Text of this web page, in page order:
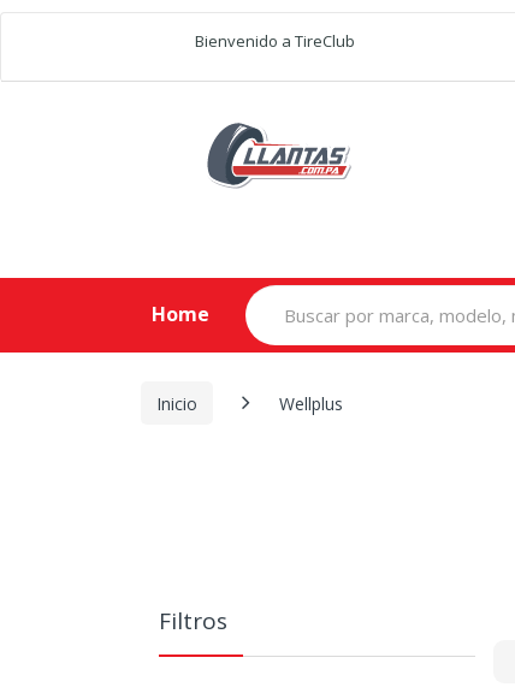
Bienvenido a TireClub
Home
Search
for:
Inicio Wellplus
Filtros